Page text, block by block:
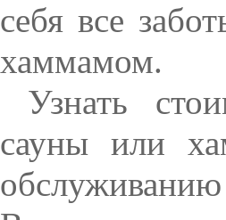
себя все
хаммамом.
Узнать
сауны или